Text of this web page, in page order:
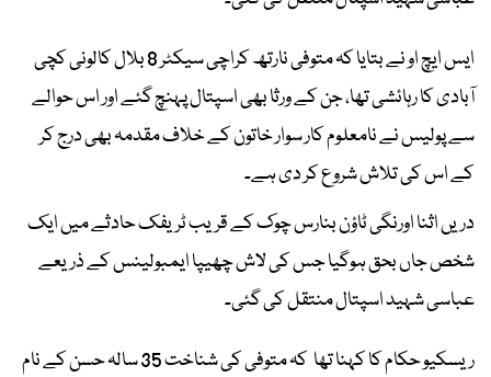
ایس ایچ او نے بتایا کہ متوفی نارتھ کراچی سیکٹر 8 بلال کالونی کچی
آبادی کا رہائشی تھا، جن کے ورثا بھی اسپتال پہنچ گئے اور اس حوالے
سے پولیس نے نامعلوم کار سوار خاتون کے خلاف مقدمہ بھی درج کر
کے اس کی تلاش شروع کر دی ہے۔
دریں اثنا اورنگی ٹاؤن بنارس چوک کے قریب ٹریفک حادثے میں ایک
شخص جاں بحق ہوگیا جس کی لاش چھیپا ایمبولینس کے ذریعے
عباسی شہید اسپتال منتقل کی گئی۔
ریسکیو حکام کا کہنا تھا کہ متوفی کی شناخت 35 سالہ حسن کے نام